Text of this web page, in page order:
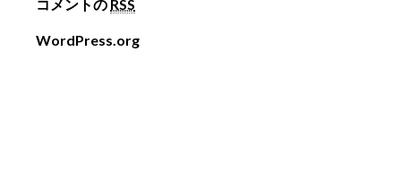
コメントの RSS
WordPress.org